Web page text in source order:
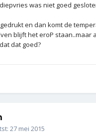
was niet goed
en dan komt de
blijft het eroP staan..maar
dat goed?
27 mei 2015